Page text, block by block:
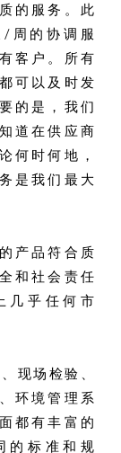
的服务。此
/周的协调服
客户。所有
可以及时发
的是，我们
道在供应商
何时何地，
是我们最大
产品符合质
和社会责任
几乎任何市
现场检验、
环境管理系
都有丰富的
的标准和规